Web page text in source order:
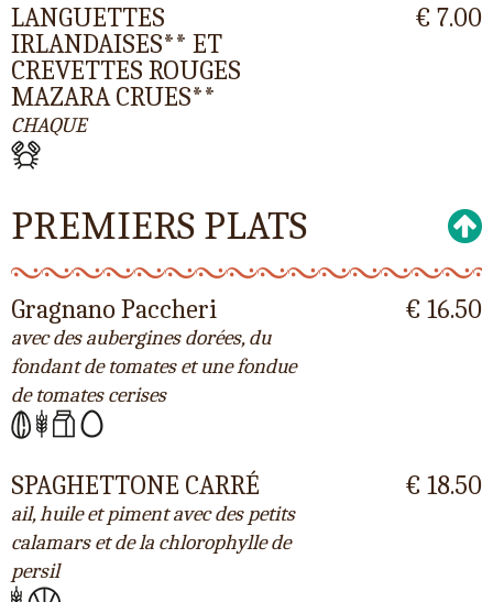
LANGUETTES
IRLANDAISES** ET
CREVETTES ROUGES
MAZARA CRUES**
CHAQUE
€ 7.00
PREMIERS PLATS
Gragnano Paccheri
avec des aubergines dorées, du
fondant de tomates et une fondue
de tomates cerises
€ 16.50
SPAGHETTONE CARRÉ
ail, huile et piment avec des petits
calamars et de la chlorophylle de
persil
€ 18.50